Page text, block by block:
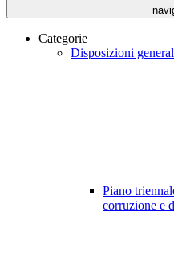
Categorie
Disposizioni
Piano
corruzione e